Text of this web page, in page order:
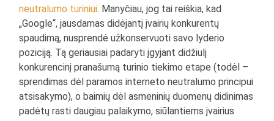
neutralumo turiniui. Manyčiau, jog tai reiškia, kad
„Google“, jausdamas didėjantį įvairių konkurentų
spaudimą, nusprendė užkonservuoti savo lyderio
poziciją. Tą geriausiai padaryti įgyjant didžiulį
konkurencinį pranašumą turinio tiekimo etape (todėl –
sprendimas dėl paramos interneto neutralumo principui
atsisakymo), o baimių dėl asmeninių duomenų didinimas
padėtų rasti daugiau palaikymo, siūlantiems įvairius